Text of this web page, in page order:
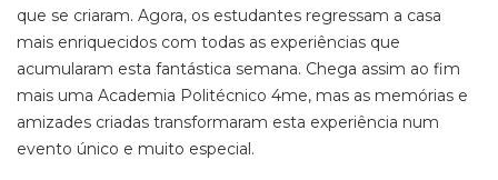
que se criaram. Agora, os estudantes regressam a casa
mais enriquecidos com todas as experiências que
acumularam esta fantástica semana. Chega assim ao fim
mais uma Academia Politécnico 4me, mas as memórias e
amizades criadas transformaram esta experiência num
evento único e muito especial.